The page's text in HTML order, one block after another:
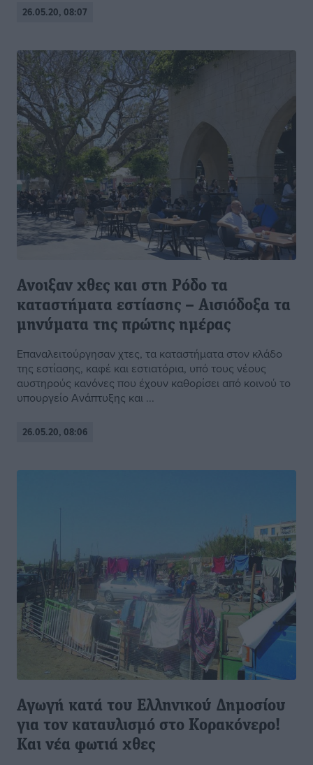
26.05.20, 08:07
Ανοιξαν χθες και στη Ρόδο τα
καταστήματα εστίασης – Aισιόδοξα τα
μηνύματα της πρώτης ημέρας
Επαναλειτούργησαν χτες, τα καταστήματα στον κλάδο
της εστίασης, καφέ και εστιατόρια, υπό τους νέους
αυστηρούς κανόνες που έχουν καθορίσει από κοινού το
υπουργείο Ανάπτυξης και ...
26.05.20, 08:06
Αγωγή κατά του Ελληνικού Δημοσίου
για τον καταυλισμό στο Κορακόνερο!
Kαι νέα φωτιά χθες